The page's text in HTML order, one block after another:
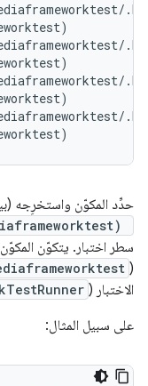
حدِّد المكوّن واستخرِجه
سطر اختبار. يتكوّن
(
الاختبار ( TestRunner
على سبيل المثال: